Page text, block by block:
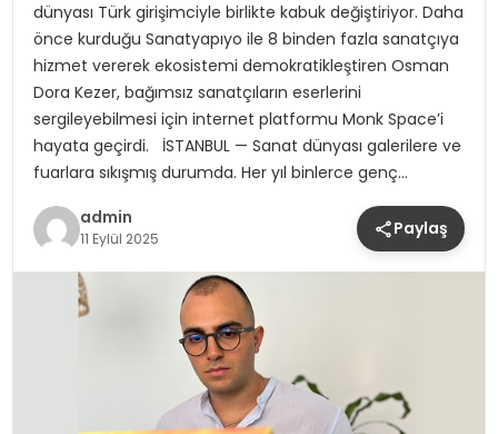
TOROSLAR’DA PAZAR GERGİNLİĞİ!
dünyası Türk girişimciyle birlikte kabuk değiştiriyor. Daha
önce kurduğu Sanatyapıyo ile 8 binden fazla sanatçıya
hizmet vererek ekosistemi demokratikleştiren Osman
Dora Kezer, bağımsız sanatçıların eserlerini
sergileyebilmesi için internet platformu Monk Space’i
hayata geçirdi. İSTANBUL — Sanat dünyası galerilere ve
fuarlara sıkışmış durumda. Her yıl binlerce genç…
admin
11 Eylül 2025 Paylaş